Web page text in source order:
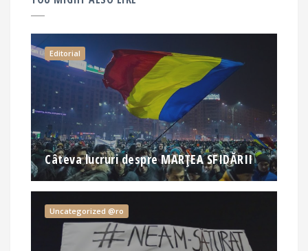
Editorial
Câteva lucruri despre MARȚEA SFIDĂRII
Uncategorized @ro